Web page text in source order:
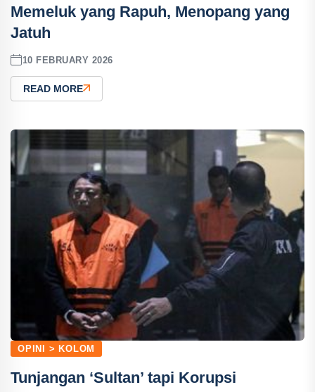
Memeluk yang Rapuh, Menopang yang
Jatuh
10 FEBRUARY 2026
READ MORE
OPINI > KOLOM
Tunjangan ‘Sultan’ tapi Korupsi